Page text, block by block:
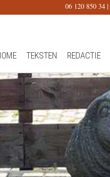
06 120 850 34 |
TEKSTEN REDACTIE